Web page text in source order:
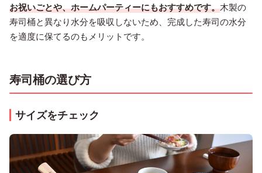
お祝いごとや、ホームパーティーにもおすすめです。木製の
寿司桶と異なり水分を吸収しないため、完成した寿司の水分
を適度に保てるのもメリットです。
寿司桶の選び方
サイズをチェック